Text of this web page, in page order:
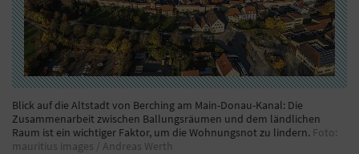
Blick auf die Altstadt von Berching am Main-Donau-Kanal: Die
Zusammenarbeit zwischen Ballungsräumen und dem ländlichen
Raum ist ein wichtiger Faktor, um die Wohnungsnot zu lindern. Foto:
mauritius images / Andreas Werth